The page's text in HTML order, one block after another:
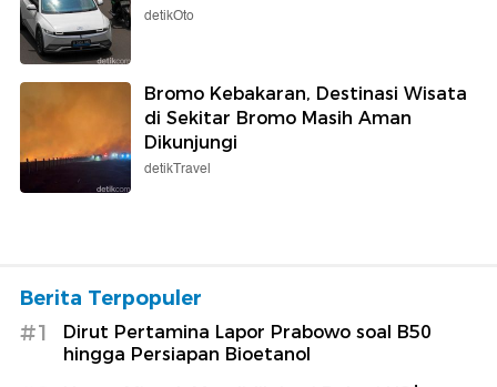
detikOto
Bromo Kebakaran, Destinasi Wisata
di Sekitar Bromo Masih Aman
Dikunjungi
detikTravel
Berita Terpopuler
#1
Dirut Pertamina Lapor Prabowo soal B50
hingga Persiapan Bioetanol